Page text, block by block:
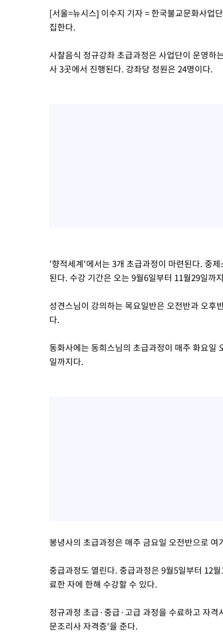
[서울=뉴시스] 이수지 기자 = 한국불교문화사업
집한다.
사찰음식 정규강좌 초급과정은 사업단이 운영
사 3곳에서 진행된다. 강좌당 정원은 24명이다.
'향적세계'에서는 3개 초급과정이 마련된다. 중
된다. 수강 기간은 오는 9월6일부터 11월29일까
성견스님이 강의하는 목요일반은 오전반과 오
다.
동화사에는 동희스님의 초급과정이 매주 화요
일까지다.
봉녕사의 초급과정은 매주 금요일 오전반으로
중급과정도 열린다. 중급과정은 9월5일부터 12
료한 자에 한해 수강할 수 있다.
정규과정 초급·중급·고급 과정을 수료하고 자
문조리사 자격증'을 준다.